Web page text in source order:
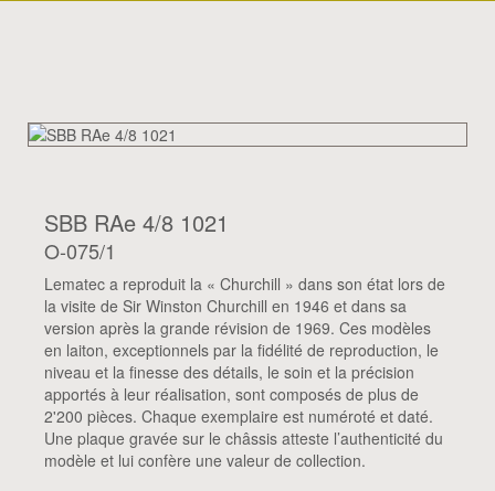
SBB RAe 4/8 1021
O-075/1
Lematec a reproduit la « Churchill » dans son état lors de
la visite de Sir Winston Churchill en 1946 et dans sa
version après la grande révision de 1969. Ces modèles
en laiton, exceptionnels par la fidélité de reproduction, le
niveau et la finesse des détails, le soin et la précision
apportés à leur réalisation, sont composés de plus de
2'200 pièces. Chaque exemplaire est numéroté et daté.
Une plaque gravée sur le châssis atteste l’authenticité du
modèle et lui confère une valeur de collection.